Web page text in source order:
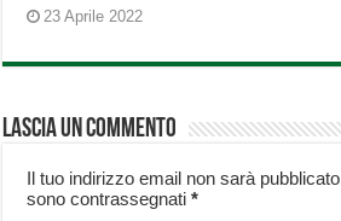
23 Aprile 2022
Lascia un commento
Il tuo indirizzo email non sarà
sono contrassegnati*